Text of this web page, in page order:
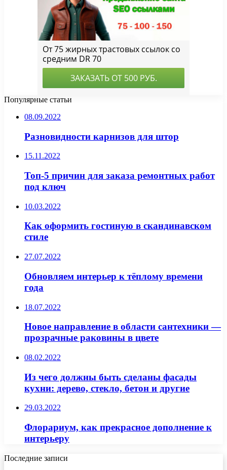
Популярные статьи
08.09.2022
Разновидности карнизов для штор
15.11.2022
Топ-5 причин для заказа ремонтных работ
под ключ
10.03.2022
Как оформить гостиную в скандинавском
стиле
27.07.2022
Обновляем интерьер к тёплому времени
года
18.07.2022
Новое направление в области сантехники —
прозрачные раковины в цвете
08.02.2022
Из чего должны быть сделаны фасады
кухни: дерево, стекло, бетон и другие
29.03.2022
Флорариум, как прекрасное дополнение к
интерьеру
Последние записи